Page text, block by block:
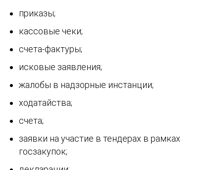
приказы;
кассовые чеки;
счета-фактуры;
исковые заявления;
жалобы в надзорные инстанции;
ходатайства;
счета;
заявки на участие в тендерах в рамках
госзакупок;